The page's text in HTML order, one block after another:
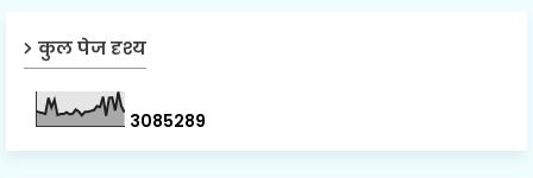
कुल पेज दृश्य
3085289